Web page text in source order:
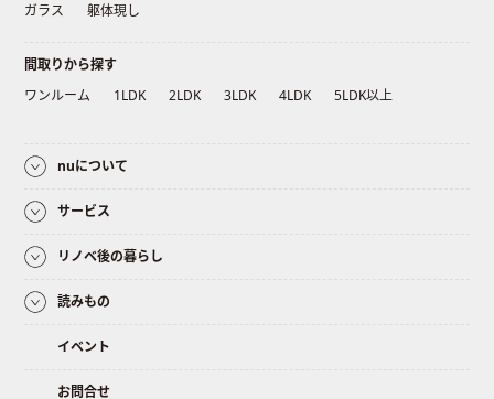
ガラス
躯体現し
間取りから探す
ワンルーム
1LDK 2LDK 3LDK 4LDK 5LDK以上
nuについて
サービス
リノベ後の暮らし
読みもの
イベント
お問合せ